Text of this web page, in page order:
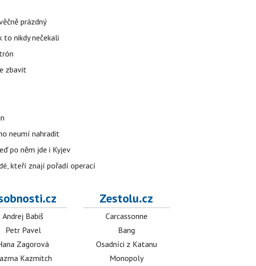
prázdný
to nikdy nečekali
zbavit
neumí nahradit
po něm jde i Kyjev
kteří znají pořadí operací
Andrej Babiš
Petr Pavel
Zagorová
Kazmitch
Zestolu.cz
Carcassonne
Bang
Osadníci z Katanu
Monopoly